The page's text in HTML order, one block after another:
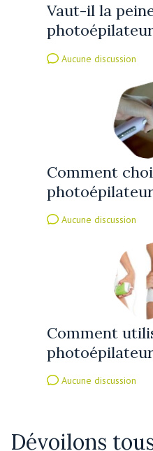
Vaut-il la
Aucune discussion
Comment
Aucune discussion
Comment
Aucune discussion
Dévoilons